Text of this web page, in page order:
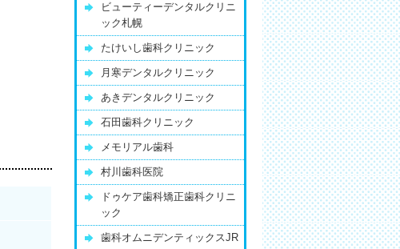
ビューティーデンタルクリニ
ック札幌
たけいし歯科クリニック
月寒デンタルクリニック
あきデンタルクリニック
石田歯科クリニック
メモリアル歯科
村川歯科医院
ドゥケア歯科矯正歯科クリニ
ック
歯科オムニデンティックスJR